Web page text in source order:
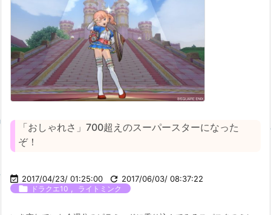
「おしゃれさ」700超えのスーパースターになった
ぞ！
 2017/04/23/ 01:25:00  2017/06/03/ 08:37:22
 ドラクエ10 ライトミンク